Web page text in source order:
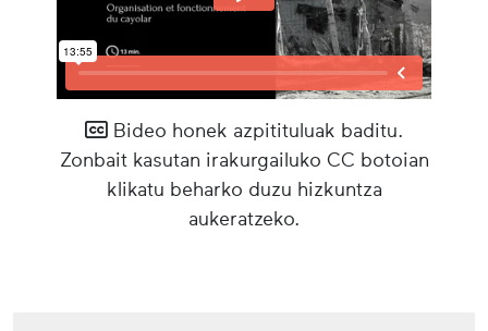
Bideo honek azpitituluak baditu.
Zonbait kasutan irakurgailuko CC botoian
klikatu beharko duzu hizkuntza
aukeratzeko.